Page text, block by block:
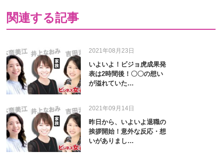
関連する記事
2021年08月23日
いよいよ！ビジョ虎成果発
表は2時間後！〇〇の想い
が溢れていた…
2021年09月14日
昨日から、いよいよ退職の
挨拶開始！意外な反応・想
いがありまし…